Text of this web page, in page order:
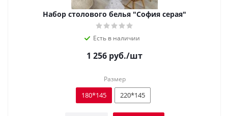
Набор столового белья "София серая"
Есть в наличии
1 256 руб./шт
Размер
180*145 220*145